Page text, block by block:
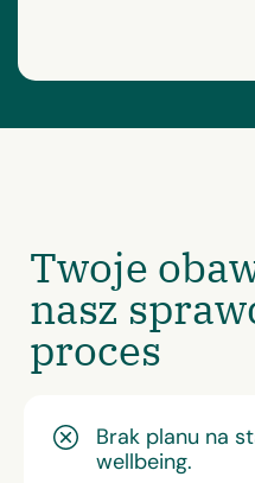
Twoje
nasz
proces
Brak planu na
wellbeing.